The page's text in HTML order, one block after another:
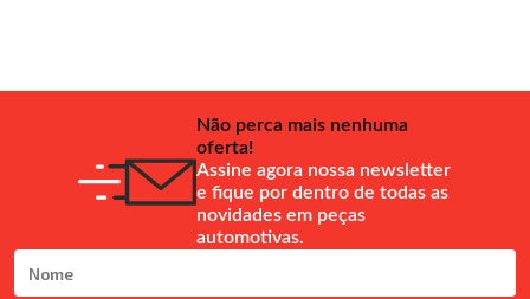
Não perca mais nenhuma
oferta!
Assine agora nossa newsletter
e fique por dentro de todas as
novidades em peças
automotivas.